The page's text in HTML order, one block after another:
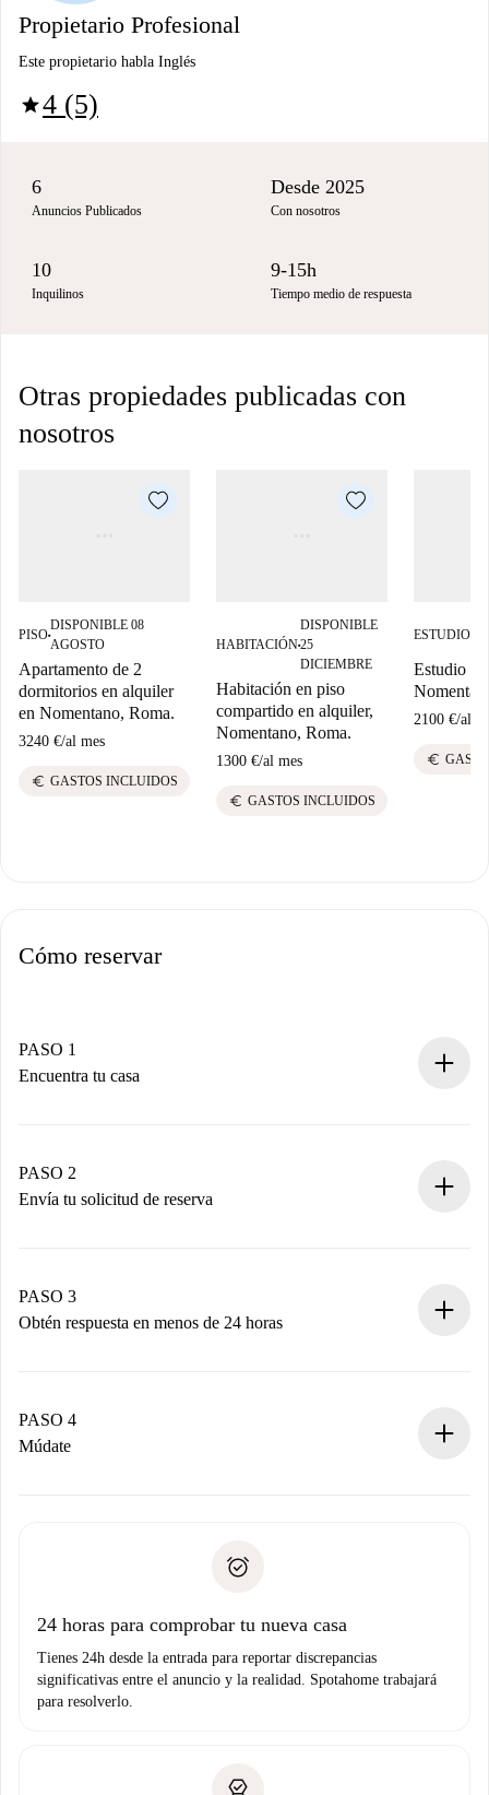
Propietario Profesional
Este propietario habla Inglés
star4 (5)
6
Anuncios Publicados
Desde 2025
Con nosotros
10
Inquilinos
9-15h
Tiempo medio de respuesta
Otras propiedades publicadas con
nosotros
PISO■
DISPONIBLE 08
AGOSTO
Apartamento de 2
dormitorios en alquiler
en Nomentano, Roma.
3240 €/al mes
euro GASTOS INCLUIDOS
HABITACIÓN■
DISPONIBLE
25
DICIEMBRE
Habitación en piso
compartido en alquiler,
Nomentano, Roma.
1300 €/al mes
euro GASTOS INCLUIDOS
ESTUDIO
Estudio
2100 €/al
euro
Cómo reservar
PASO 1
Encuentra tu casa
Tienes toda la información necesaria por adelantado.
PASO 2
Envía tu solicitud de reserva
propietario acepte.
PASO 3
Obtén respuesta en menos de 24 horas
contacto con el propietario.
Si es rechazada: No te haremos ningún cargo y te
Prueba de solvencia
PASO 4
Múdate
no nos comunicas ningún problema.
24 horas para comprobar tu nueva casa
Tienes 24h desde la entrada para reportar discrepancias
significativas entre el anuncio y la realidad. Spotahome trabajará
para resolverlo.